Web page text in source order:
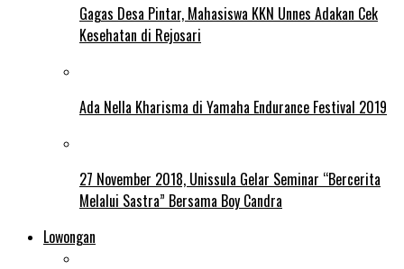
Gagas Desa Pintar, Mahasiswa KKN Unnes Adakan Cek
Kesehatan di Rejosari
Ada Nella Kharisma di Yamaha Endurance Festival 2019
27 November 2018, Unissula Gelar Seminar “Bercerita
Melalui Sastra” Bersama Boy Candra
Lowongan